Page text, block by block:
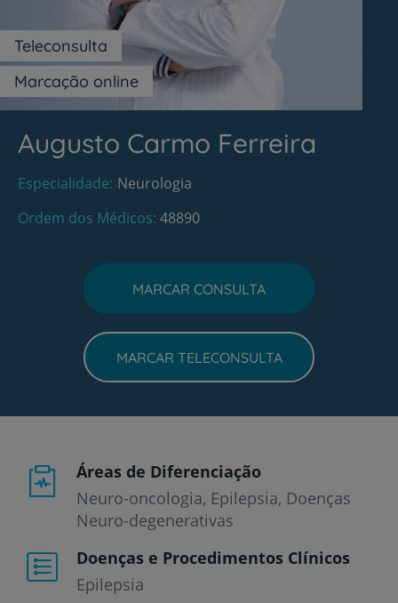
Marcação online
Teleconsulta
Augusto Carmo Ferreira
Especialidade Neurologia
Ordem dos Médicos 48890
MARCAR CONSULTA
MARCAR TELECONSULTA
Áreas de Diferenciação
Neuro-oncologia, Epilepsia, Doenças
Neuro-degenerativas
Doenças e Procedimentos Clínicos
Epilepsia